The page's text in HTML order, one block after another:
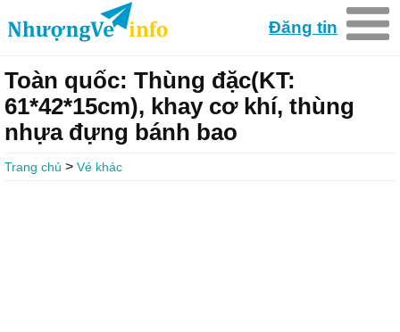
Đăng tin
Toàn quốc: Thùng đặc(KT:
61*42*15cm), khay cơ khí, thùng
nhựa đựng bánh bao
Trang chủ > Vé khác